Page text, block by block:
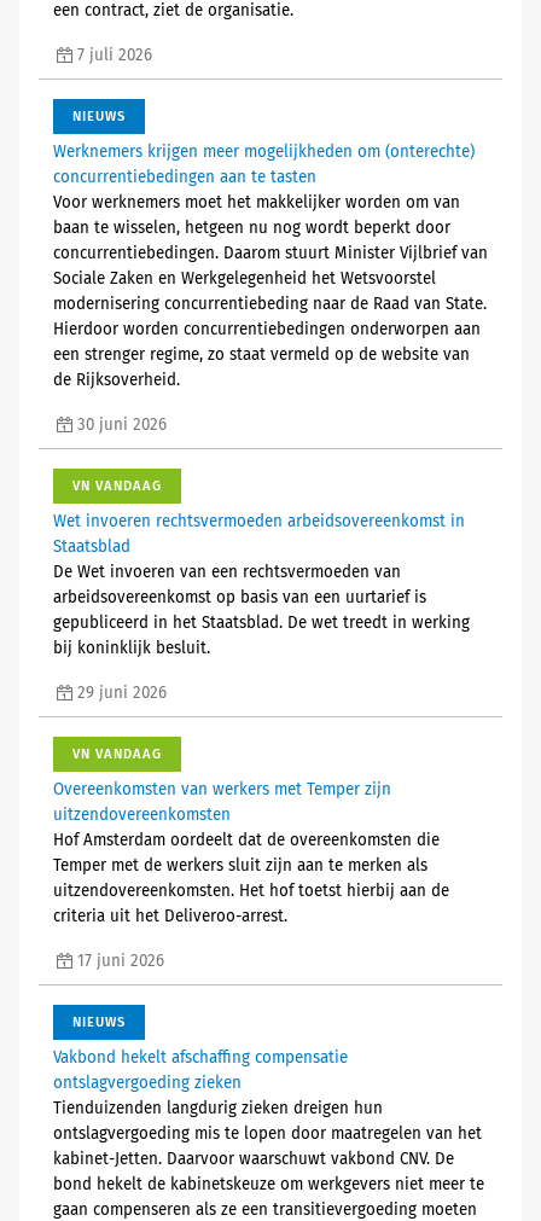
een contract, ziet de organisatie.
7 juli 2026
NIEUWS
Werknemers krijgen meer mogelijkheden om (onterechte)
concurrentiebedingen aan te tasten
Voor werknemers moet het makkelijker worden om van
baan te wisselen, hetgeen nu nog wordt beperkt door
concurrentiebedingen. Daarom stuurt Minister Vijlbrief van
Sociale Zaken en Werkgelegenheid het Wetsvoorstel
modernisering concurrentiebeding naar de Raad van State.
Hierdoor worden concurrentiebedingen onderworpen aan
een strenger regime, zo staat vermeld op de website van
de Rijksoverheid.
30 juni 2026
VN VANDAAG
Wet invoeren rechtsvermoeden arbeidsovereenkomst in
Staatsblad
De Wet invoeren van een rechtsvermoeden van
arbeidsovereenkomst op basis van een uurtarief is
gepubliceerd in het Staatsblad. De wet treedt in werking
bij koninklijk besluit.
29 juni 2026
VN VANDAAG
Overeenkomsten van werkers met Temper zijn
uitzendovereenkomsten
Hof Amsterdam oordeelt dat de overeenkomsten die
Temper met de werkers sluit zijn aan te merken als
uitzendovereenkomsten. Het hof toetst hierbij aan de
criteria uit het Deliveroo-arrest.
17 juni 2026
NIEUWS
Vakbond hekelt afschaffing compensatie
ontslagvergoeding zieken
Tienduizenden langdurig zieken dreigen hun
ontslagvergoeding mis te lopen door maatregelen van het
kabinet-Jetten. Daarvoor waarschuwt vakbond CNV. De
bond hekelt de kabinetskeuze om werkgevers niet meer te
gaan compenseren als ze een transitievergoeding moeten